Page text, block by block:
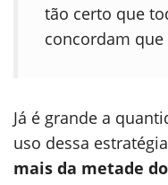
tão certo que
concordam que
Já é grande a
uso dessa
mais da metade